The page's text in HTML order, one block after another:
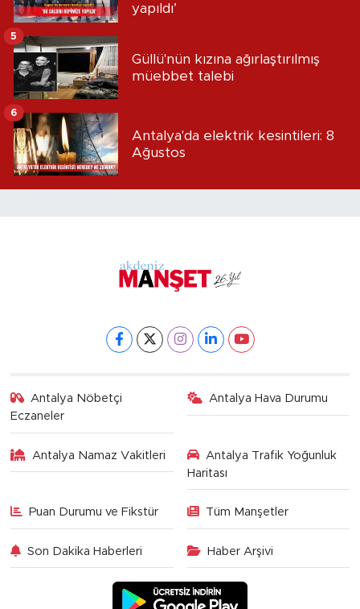
yapıldı’
Güllü'nün kızına ağırlaştırılmış
müebbet talebi
5
Antalya'da elektrik kesintileri: 8
Ağustos
6
Antalya Nöbetçi
Eczaneler
Antalya Hava Durumu
Antalya Namaz Vakitleri
Antalya Trafik Yoğunluk
Haritası
Puan Durumu ve Fikstür Tüm Manşetler
Son Dakika Haberleri Haber Arşivi